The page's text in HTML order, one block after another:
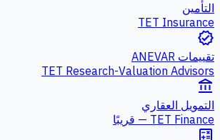
التأمين
TET Insurance
verified
تقييمات ANEVAR
TET Research-Valuation Advisors
account_balance
التمويل العقاري
TET Finance — قريبًا
calculate